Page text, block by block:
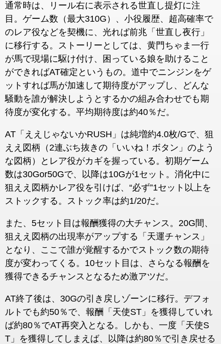
通常時は、リール右に表示される世直し提灯に注
目。ゲーム数（最大310G）、小役履歴、超高確率で
のレア役などを契機に、光れば前兆「世直し夜行」
に移行する。ストーリーとしては、黄門ちゃま一行
が馬で現場に駆け付け、困っている娘を助けること
ができればAT確定というもの。道中でニンジンをゲ
ットすれば馬が加速して期待度がアップし、どんな
騒動を誰が解決しようとするかの組み合わせでも期
待度が変化する。平均期待度は約40％だ。
AT「ええじゃないかRUSH」は純増約4.0枚/Gで、狙
ええ図柄（2連ぶち抜きの「いいね！ボタン」のよう
な図柄）とレア役がカギを握っている。初期ゲーム
数は30Gor50Gで、以降は10Gが1セット。消化中に
狙ええ図柄かレア役を引けば、“必ず”1セット以上を
ストックする。ストック率は約1/20だ。
また、5セット目は報酬獲得の大チャンス。20G間、
狙ええ図柄の出現率がアップする「天運チャンス」
となり、ここで誰が覚醒するかでストック数の期待
度が変わってくる。10セット目は、さらなる報酬を
獲得できるチャンスとなるため激アツだ。
AT終了後は、30Gの引き戻しゾーンに移行。デフォ
ルトでも約50％で、報酬「天使ST」を獲得していれ
ば約80％でAT再突入となる。しかも、一度「天使S
T」を獲得してしまえば、以降は約80％で引き戻せる